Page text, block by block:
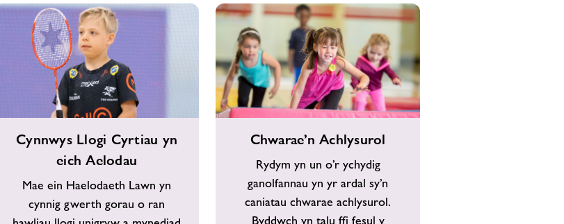
Aelodau
Cynnwys Llogi Cyrtiau yn
eich Aelodau
Mae ein Haelodaeth Lawn yn
cynnig gwerth gorau o ran
AchlysurolChwarae’n Achlysurol
Rydym yn un o’r ychydig
ganolfannau yn yr ardal sy’n
caniatau chwarae achlysurol.
Byddwch yn talu ffi fesul y